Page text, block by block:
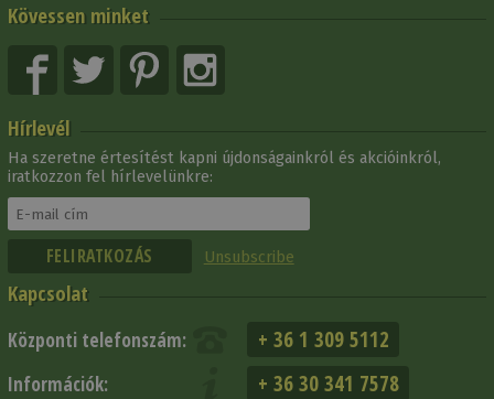
Kövessen minket
Hírlevél
Ha szeretne értesítést kapni újdonságainkról és akcióinkról,
iratkozzon fel hírlevelünkre:
Unsubscribe
Kapcsolat
Központi telefonszám: + 36 1 309 5112
Információk: + 36 30 341 7578